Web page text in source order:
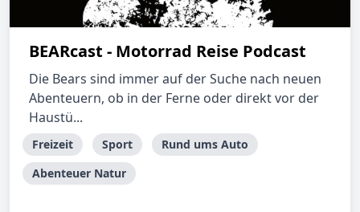
BEARcast - Motorrad Reise Podcast
Die Bears sind immer auf der Suche nach neuen
Abenteuern, ob in der Ferne oder direkt vor der
Haustü...
Freizeit Sport
Rund ums Auto
Abenteuer Natur